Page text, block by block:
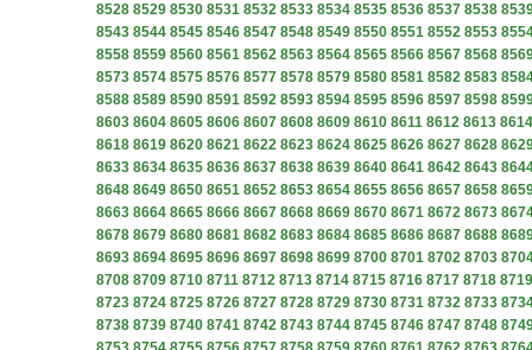
8528 8529 8530 8531 8532 8533 8534 8535 8536 8537 8538
8543 8544 8545 8546 8547 8548 8549 8550 8551 8552 8553
8558 8559 8560 8561 8562 8563 8564 8565 8566 8567 8568
8573 8574 8575 8576 8577 8578 8579 8580 8581 8582 8583
8588 8589 8590 8591 8592 8593 8594 8595 8596 8597 8598
8603 8604 8605 8606 8607 8608 8609 8610 8611 8612 8613 8614
8618 8619 8620 8621 8622 8623 8624 8625 8626 8627 8628
8633 8634 8635 8636 8637 8638 8639 8640 8641 8642 8643
8648 8649 8650 8651 8652 8653 8654 8655 8656 8657 8658
8663 8664 8665 8666 8667 8668 8669 8670 8671 8672 8673
8678 8679 8680 8681 8682 8683 8684 8685 8686 8687 8688
8693 8694 8695 8696 8697 8698 8699 8700 8701 8702 8703
8708 8709 8710 8711 8712 8713 8714 8715 8716 8717 8718 8719
8723 8724 8725 8726 8727 8728 8729 8730 8731 8732 8733
8738 8739 8740 8741 8742 8743 8744 8745 8746 8747 8748